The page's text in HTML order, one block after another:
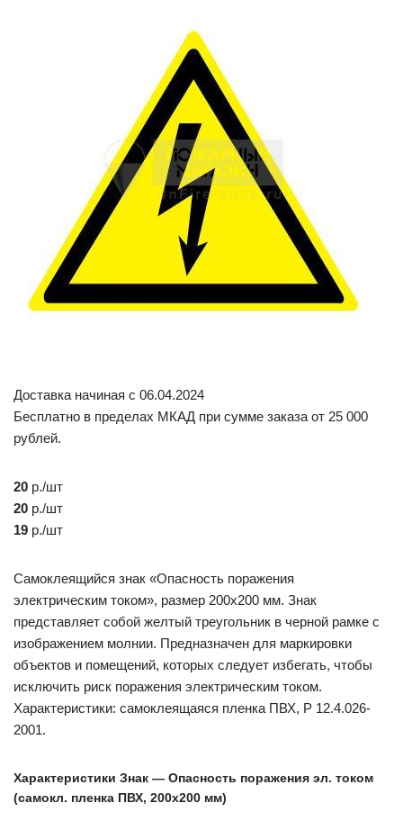
Доставка начиная с 06.04.2024
Бесплатно в пределах МКАД при сумме заказа от 25 000
рублей.
20 р./шт
20 р./шт
19 р./шт
Самоклеящийся знак «Опасность поражения
электрическим током», размер 200х200 мм. Знак
представляет собой желтый треугольник в черной рамке с
изображением молнии. Предназначен для маркировки
объектов и помещений, которых следует избегать, чтобы
исключить риск поражения электрическим током.
Характеристики: самоклеящаяся пленка ПВХ, Р 12.4.026-
2001.
Характеристики Знак — Опасность поражения эл. током
(самокл. пленка ПВХ, 200х200 мм)